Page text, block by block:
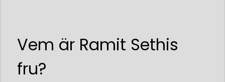
Vem är Ramit Sethis
fru?